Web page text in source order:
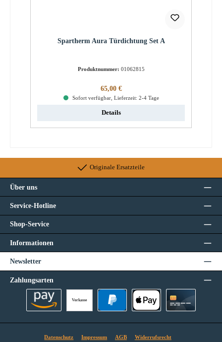
Spartherm Aura Türdichtung Set A
Produktnummer: 01062815
Regulärer Preis:
65,00 €
Sofort verfügbar, Lieferzeit: 2-4 Tage
Details
Originale Ersatzteile
Über uns
Service-Hotline
Shop-Service
Informationen
Newsletter
Zahlungsarten
Vorkasse
Datenschutz Impressum AGB Widerrufsrecht